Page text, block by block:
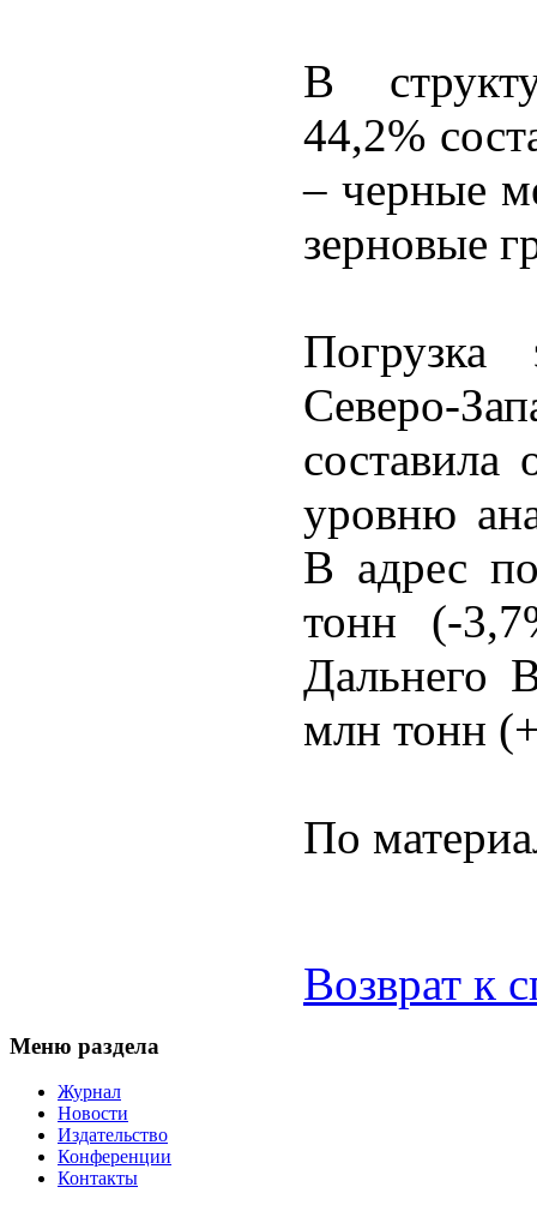
В
44,2%
– черные
зерновые
Северо-
уровню
В адрес
тонн (-
Дальнего
млн тонн
По
Возврат к
Меню раздела
Журнал
Новости
Издательство
Конференции
Контакты